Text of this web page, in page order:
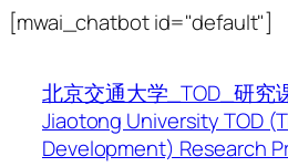
[mwai_chatbot id="default"]
内
北京交通大学_TOD_研究
Jiaotong University TOD
Development) Research